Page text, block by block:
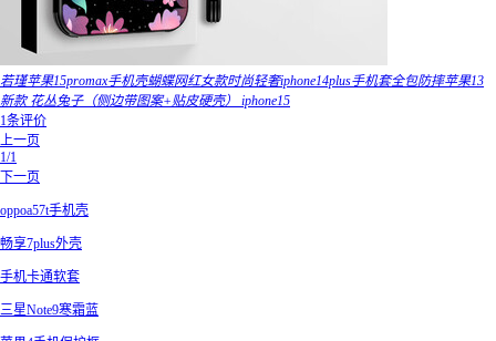
若瑾苹果15promax手机壳蝴蝶网红女款时尚轻奢iphone14plus手机套全包防摔苹果13
新款 花丛兔子（侧边带图案+贴皮硬壳） iphone15
1条评价
上一页
1/1
下一页
oppoa57t手机壳
畅享7plus外壳
手机卡通软套
三星Note9寒霜蓝